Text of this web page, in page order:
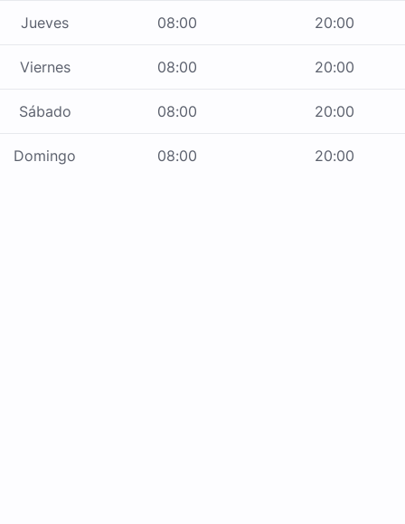
Jueves 08:00 20:00
Viernes 08:00 20:00
Sábado 08:00 20:00
Domingo 08:00 20:00